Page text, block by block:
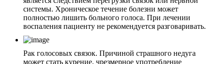
системы. Хроническое течение болезни может
полностью лишить больного голоса. При лечении
воспаления пациенту не рекомендуется разговаривать.
Рак голосовых связок. Причиной страшного недуга
может стать курение, чрезмерное употребление